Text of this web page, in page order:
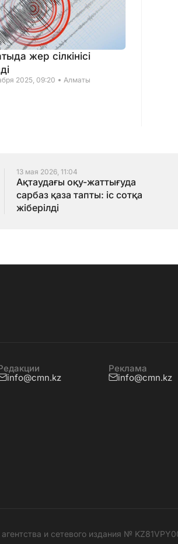
жер сілкінісі
2025, 09:20 Алматы
13 мая 2026, 11:04
Ақтаудағы оқу-жаттығуда
сарбаз қаза тапты: іс сотқа
жіберілді
info@cmn.kz
Реклама
info@cmn.kz
и сетевого издания №